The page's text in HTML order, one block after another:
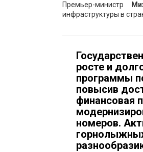
Премьер-министр
инфраструктуры в
росте и
программы
повысив
финансовая
номеров.